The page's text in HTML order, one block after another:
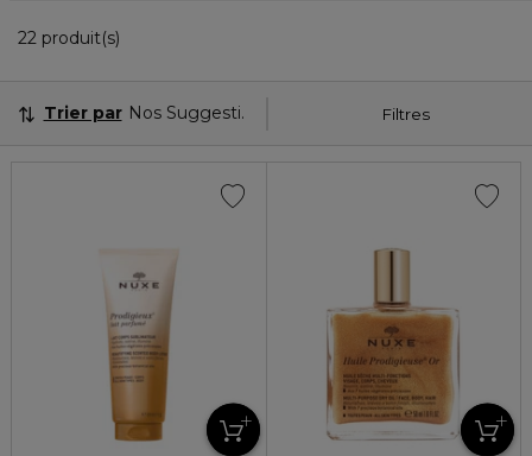
22 produit(s)
Filtres
Trier par Nos Suggestions